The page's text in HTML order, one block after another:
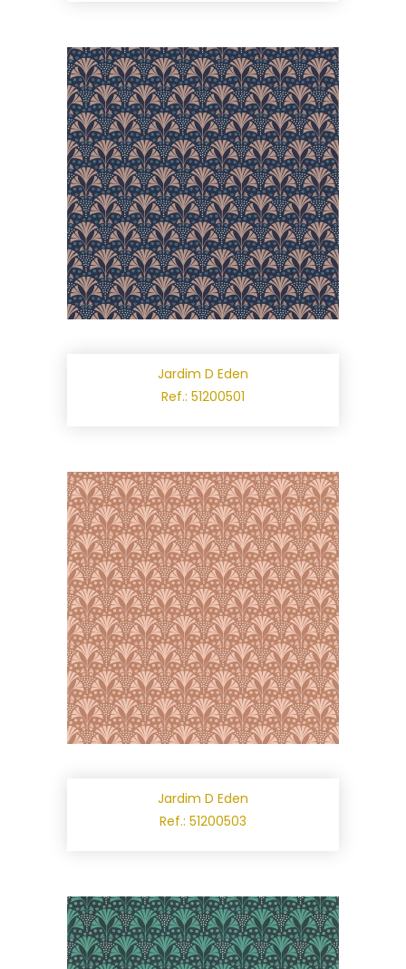
Jardim D Eden
Ref.: 51200501
Jardim D Eden
Ref.: 51200503